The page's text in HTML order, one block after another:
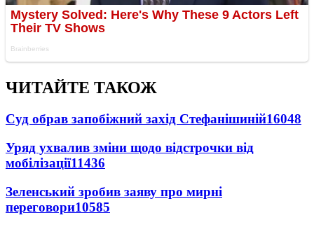
ЧИТАЙТЕ ТАКОЖ
Суд обрав запобіжний захід Стефанішиній16048
Уряд ухвалив зміни щодо відстрочки від
мобілізації11436
Зеленський зробив заяву про мирні
переговори10585